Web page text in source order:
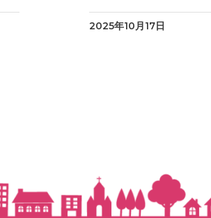
2025年10月17日